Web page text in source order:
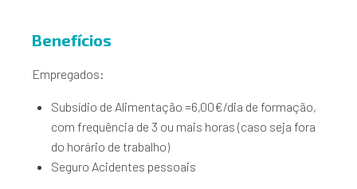
Benefícios
Empregados:
Subsídio de Alimentação =6,00€/dia de formação,
com frequência de 3 ou mais horas (caso seja fora
do horário de trabalho)
Seguro Acidentes pessoais